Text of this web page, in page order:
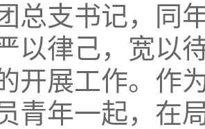
总支书记，同
以律己，宽以
开展工作。作
青年一起，在